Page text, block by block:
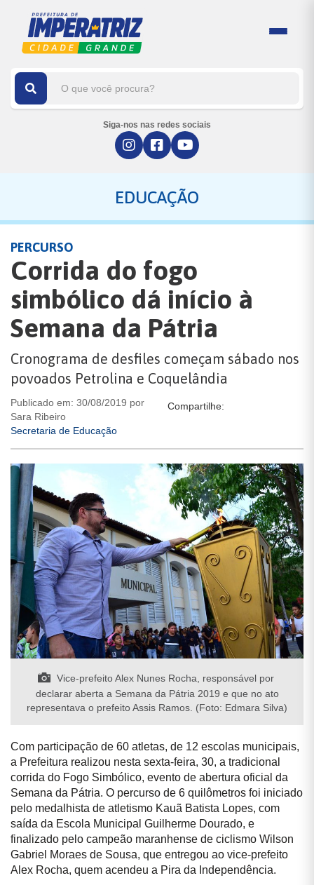
Siga-nos nas redes sociais
EDUCAÇÃO
PERCURSO
Corrida do fogo
simbólico dá início à
Semana da Pátria
Cronograma de desfiles começam sábado nos
povoados Petrolina e Coquelândia
Publicado em: 30/08/2019 por
Sara Ribeiro
Secretaria de Educação
Compartilhe:
Vice-prefeito Alex Nunes Rocha, responsável por
declarar aberta a Semana da Pátria 2019 e que no ato
representava o prefeito Assis Ramos. (Foto: Edmara Silva)
Com participação de 60 atletas, de 12 escolas municipais,
a Prefeitura realizou nesta sexta-feira, 30, a tradicional
corrida do Fogo Simbólico, evento de abertura oficial da
Semana da Pátria. O percurso de 6 quilômetros foi iniciado
pelo medalhista de atletismo Kauã Batista Lopes, com
saída da Escola Municipal Guilherme Dourado, e
finalizado pelo campeão maranhense de ciclismo Wilson
Gabriel Moraes de Sousa, que entregou ao vice-prefeito
Alex Rocha, quem acendeu a Pira da Independência.